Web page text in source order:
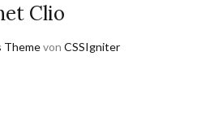
Clio
Themevon CSSIgniter